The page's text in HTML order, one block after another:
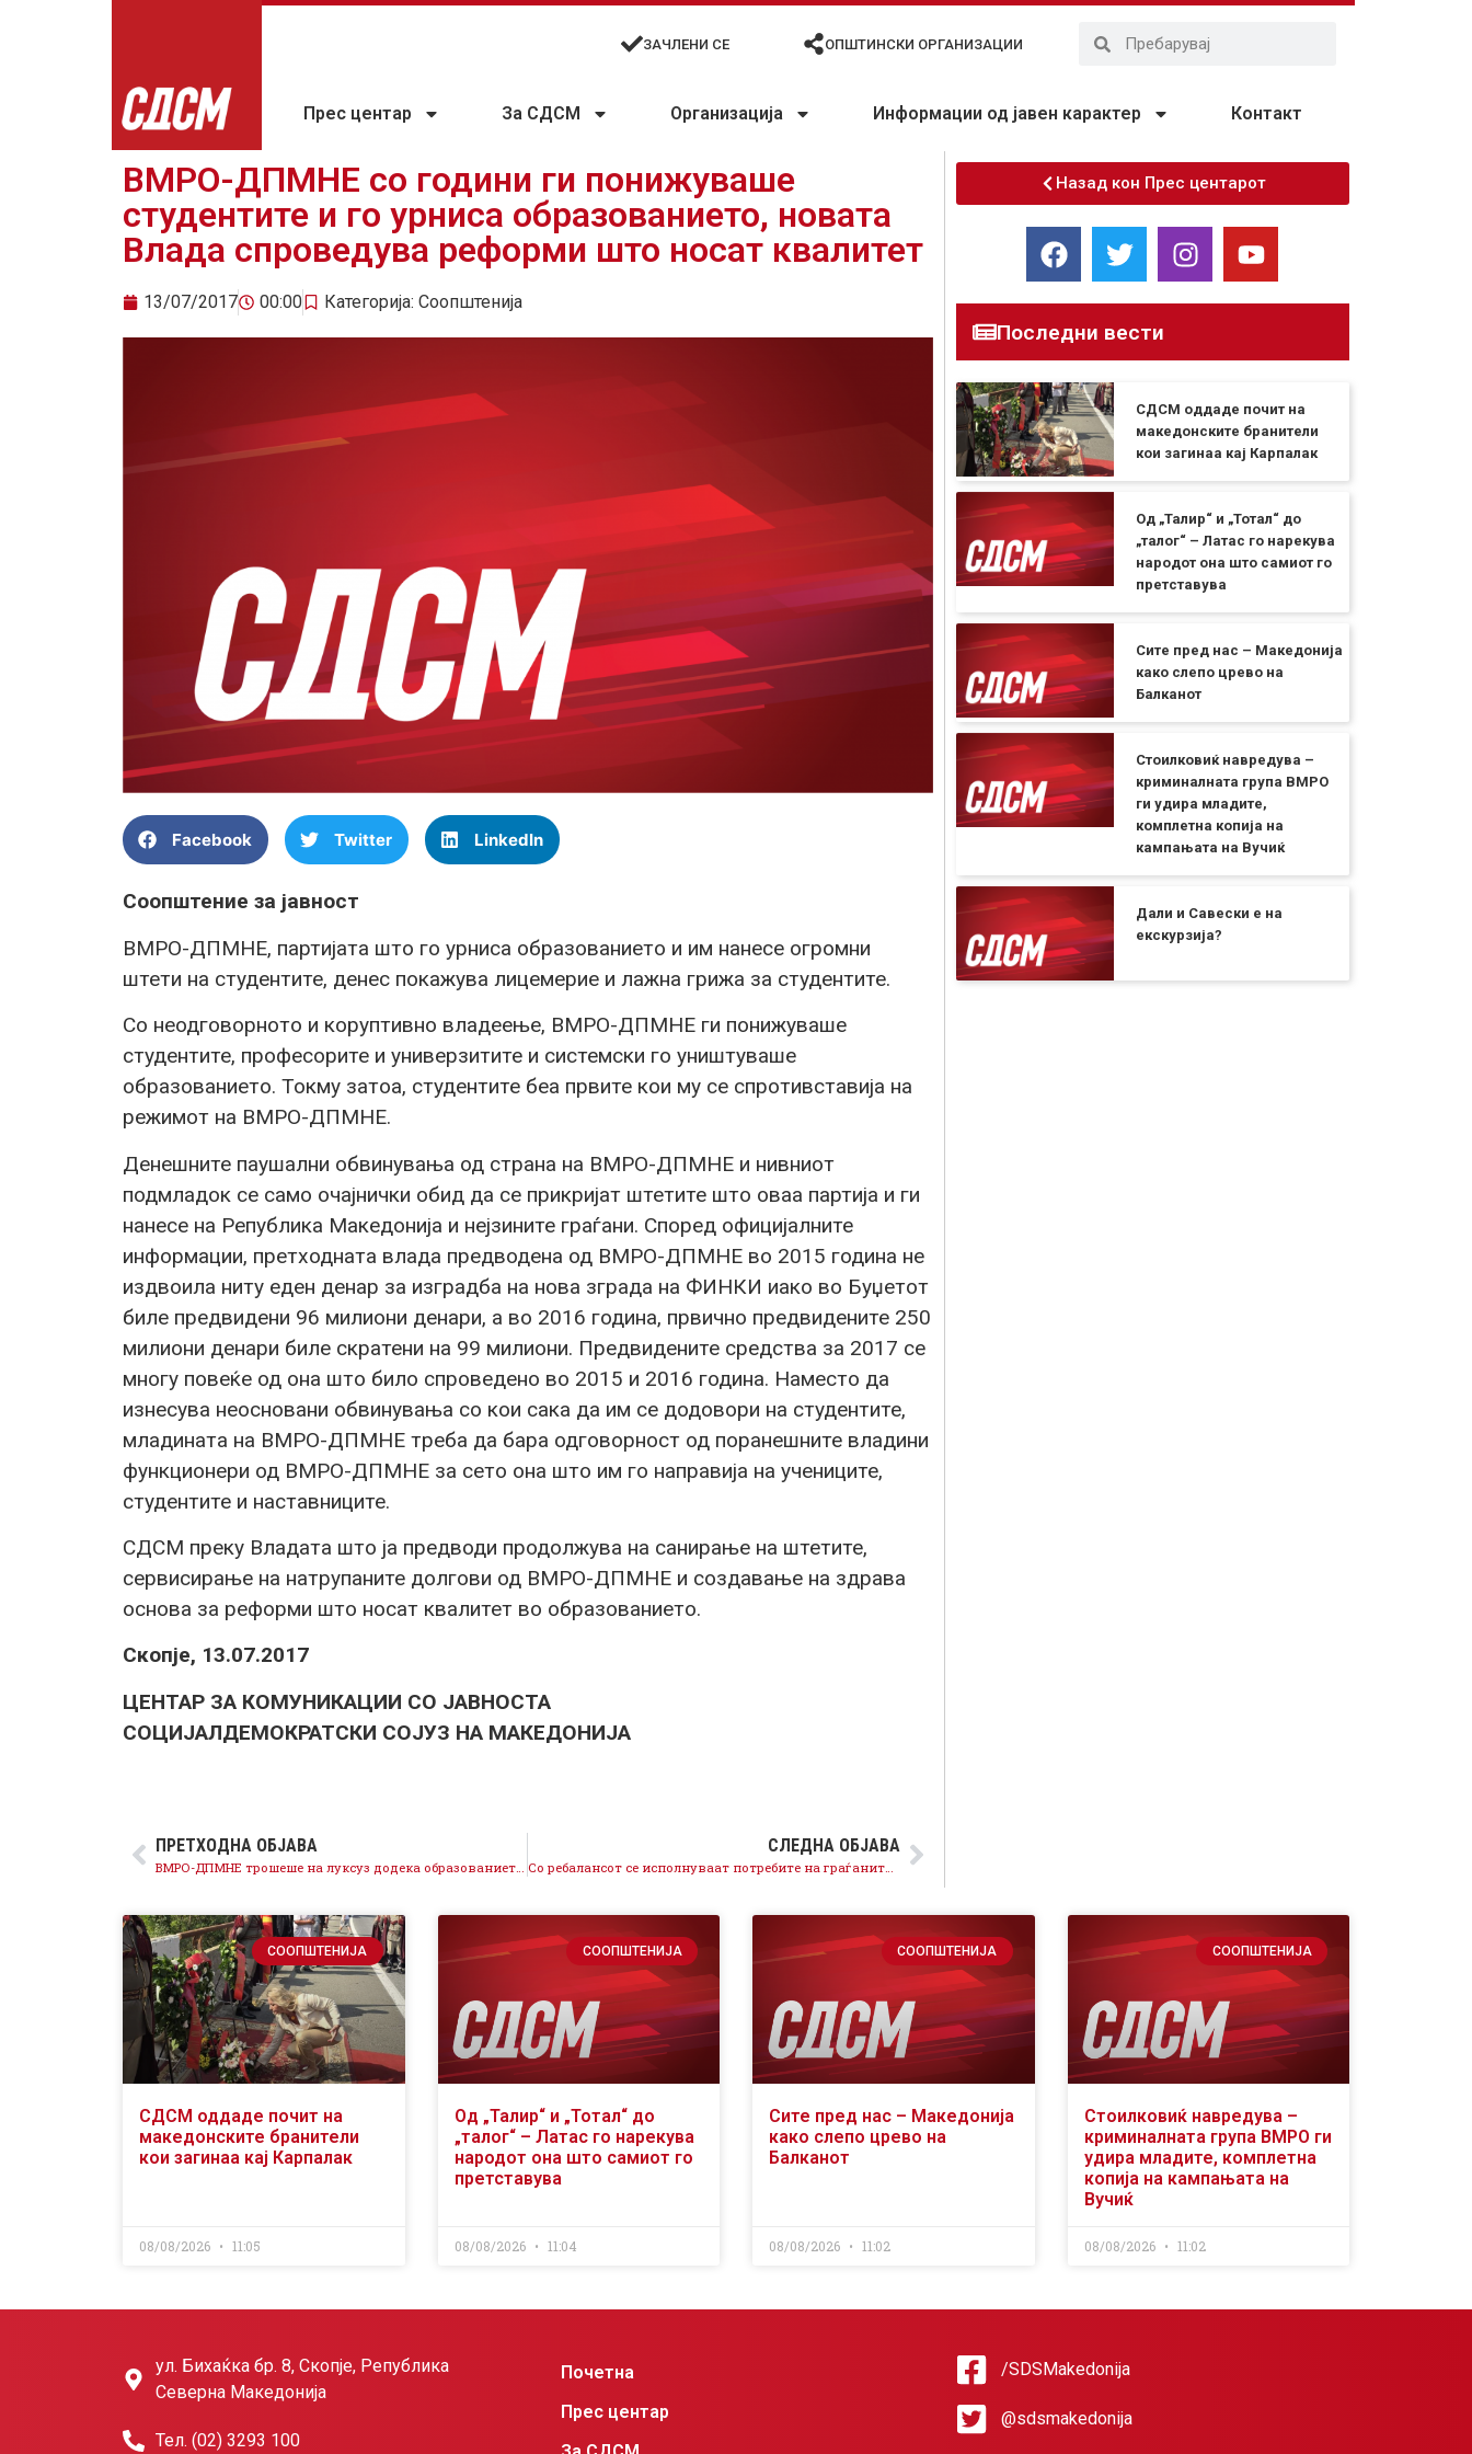
ЗАЧЛЕНИ СЕ ОПШТИНСКИ ОРГАНИЗАЦИИ
Прес центар За СДСМ Организација Информации од јавен карактер Контакт
ВМРО-ДПМНЕ со години ги понижуваше
студентите и го урниса образованието, новата
Влада спроведува реформи што носат квалитет
13/07/2017 00:00 Категорија: Соопштенија
Facebook Twitter LinkedIn
Соопштение за јавност
ВМРО-ДПМНЕ, партијата што го урниса образованието и им нанесе огромни
штети на студентите, денес покажува лицемерие и лажна грижа за студентите.
Со неодговорното и коруптивно владеење, ВМРО-ДПМНЕ ги понижуваше
студентите, професорите и универзитите и системски го уништуваше
образованието. Токму затоа, студентите беа првите кои му се спротивставија на
режимот на ВМРО-ДПМНЕ.
Денешните паушални обвинувања од страна на ВМРО-ДПМНЕ и нивниот
подмладок се само очајнички обид да се прикријат штетите што оваа партија и ги
нанесе на Република Македонија и нејзините граѓани. Според официјалните
информации, претходната влада предводена од ВМРО-ДПМНЕ во 2015 година не
издвоила ниту еден денар за изградба на нова зграда на ФИНКИ иако во Буџетот
биле предвидени 96 милиони денари, а во 2016 година, првично предвидените 250
милиони денари биле скратени на 99 милиони. Предвидените средства за 2017 се
многу повеќе од она што било спроведено во 2015 и 2016 година. Наместо да
изнесува неосновани обвинувања со кои сака да им се додовори на студентите,
младината на ВМРО-ДПМНЕ треба да бара одговорност од поранешните владини
функционери од ВМРО-ДПМНЕ за сето она што им го направија на учениците,
студентите и наставниците.
СДСМ преку Владата што ја предводи продолжува на санирање на штетите,
сервисирање на натрупаните долгови од ВМРО-ДПМНЕ и создавање на здрава
основа за реформи што носат квалитет во образованието.
Скопје, 13.07.2017
ЦЕНТАР ЗА КОМУНИКАЦИИ СО ЈАВНОСТА
СОЦИЈАЛДЕМОКРАТСКИ СОЈУЗ НА МАКЕДОНИЈА
ПРЕТХОДНА ОБЈАВА СЛЕДНА ОБЈАВА
Назад кон Прес центарот
Последни вести
СДСМ оддаде почит на
македонските бранители
кои загинаа кај Карпалак
Од „Талир“ и „Тотал“ до
„талог“ – Латac го нарекува
народот она што самиот го
претставува
Сите пред нас – Македонија
како слепо црево на
Балканот
Стоилковиќ навредува –
криминалната група ВМРО
ги удира младите,
комплетна копија на
кампањата на Вучиќ
Дали и Савески е на
екскурзија?
СООПШТЕНИЈА
СДСМ оддаде почит на
македонските бранители
кои загинаа кај Карпалак
08/08/2026 11:05
СООПШТЕНИЈА
Од „Талир“ и „Тотал“ до
„талог“ – Латac го нарекува
народот она што самиот го
претставува
08/08/2026 11:04
СООПШТЕНИЈА
Сите пред нас – Македонија
како слепо црево на
Балканот
08/08/2026 11:02
СООПШТЕНИЈА
Стоилковиќ навредува –
криминалната група ВМРО ги
удира младите, комплетна
копија на кампањата на
Вучиќ
08/08/2026 11:02
ул. Бихаќка бр. 8, Скопје, Република
Северна Македонија
Тел. (02) 3293 100
Почетна
Прес центар
/SDSMakedonija
@sdsmakedonija